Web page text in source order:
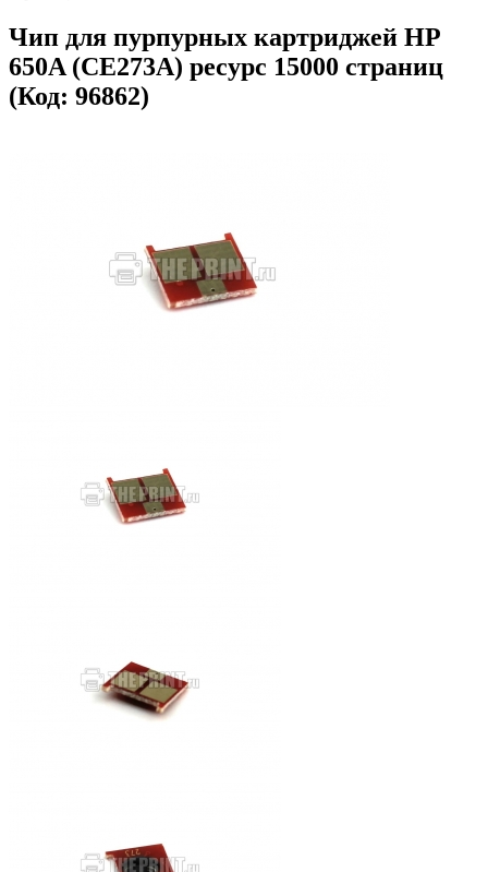
Чип для пурпурных картриджей HP
650A (CE273A) ресурс 15000 страниц
(Код: 96862)